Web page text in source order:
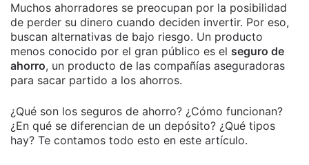
Muchos ahorradores se preocupan por la posibilidad
de perder su dinero cuando deciden invertir. Por eso,
buscan alternativas de bajo riesgo. Un producto
menos conocido por el gran público es el seguro de
ahorro, un producto de las compañías aseguradoras
para sacar partido a los ahorros.
¿Qué son los seguros de ahorro? ¿Cómo funcionan?
¿En qué se diferencian de un depósito? ¿Qué tipos
hay? Te contamos todo esto en este artículo.